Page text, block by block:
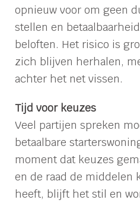
opnieuw voor om geen
stellen en
beloften. Het risico is
zich blijven herhalen,
achter het net vissen.
Tijd voor keuzes
Veel partijen spreken
betaalbare
moment dat keuzes
en de raad de middelen
heeft, blijft het stil en